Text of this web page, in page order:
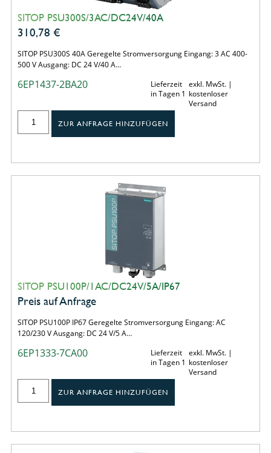
SITOP PSU300S/3AC/DC24V/40A
310,78 €
SITOP PSU300S 40A Geregelte Stromversorgung Eingang: 3 AC 400-
500 V Ausgang: DC 24 V/40 A…
6EP1437-2BA20
Lieferzeit
in Tagen 1
exkl. MwSt. |
kostenloser
Versand
ZUR ANFRAGE HINZUFÜGEN
SITOP PSU100P/1AC/DC24V/5A/IP67
Preis auf Anfrage
SITOP PSU100P IP67 Geregelte Stromversorgung Eingang: AC
120/230 V Ausgang: DC 24 V/5 A…
6EP1333-7CA00
Lieferzeit
in Tagen 1
exkl. MwSt. |
kostenloser
Versand
ZUR ANFRAGE HINZUFÜGEN